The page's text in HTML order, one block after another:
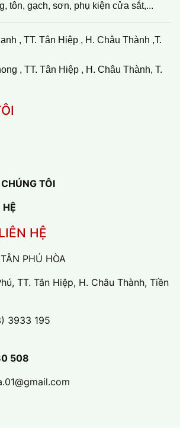
tôn, gạch, sơn, phụ kiện cửa sắt,...
, TT. Tân Hiệp , H. Châu Thành ,T.
, TT. Tân Hiệp , H. Châu Thành, T.
TÔI
HỆ
HỆ
PHÚ HÒA
TT. Tân Hiệp, H. Châu Thành, Tiền
3933 195
508